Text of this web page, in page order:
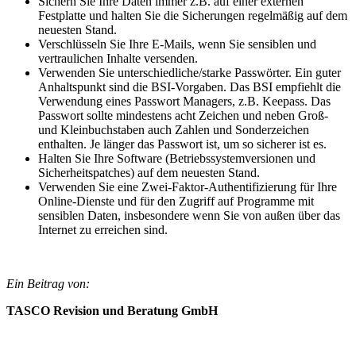
Festplatte und halten Sie die Sicherungen regelmäßig auf dem
neuesten Stand.
Verschlüsseln Sie Ihre E-Mails, wenn Sie sensiblen und
vertraulichen Inhalte versenden.
Verwenden Sie unterschiedliche/starke Passwörter. Ein guter
Anhaltspunkt sind die BSI-Vorgaben. Das BSI empfiehlt die
Verwendung eines Passwort Managers, z.B. Keepass. Das
Passwort sollte mindestens acht Zeichen und neben Groß-
und Kleinbuchstaben auch Zahlen und Sonderzeichen
enthalten. Je länger das Passwort ist, um so sicherer ist es.
Halten Sie Ihre Software (Betriebssystemversionen und
Sicherheitspatches) auf dem neuesten Stand.
Verwenden Sie eine Zwei-Faktor-Authentifizierung für Ihre
Online-Dienste und für den Zugriff auf Programme mit
sensiblen Daten, insbesondere wenn Sie von außen über das
Internet zu erreichen sind.
Ein Beitrag von:
TASCO Revision und Beratung GmbH